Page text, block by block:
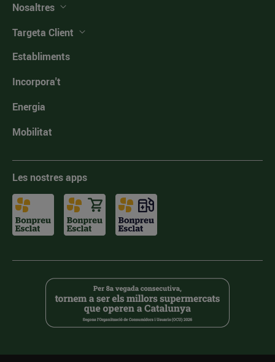
Nosaltres
Targeta Client
Establiments
Incorpora't
Energia
Mobilitat
Les nostres apps